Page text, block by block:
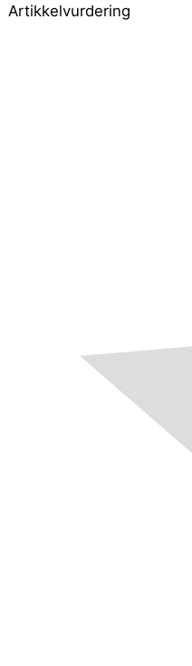
Artikkelvurdering